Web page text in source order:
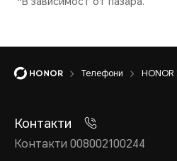
4500 mAh
Телефони HONOR
Контакти
Контакти 008002100244